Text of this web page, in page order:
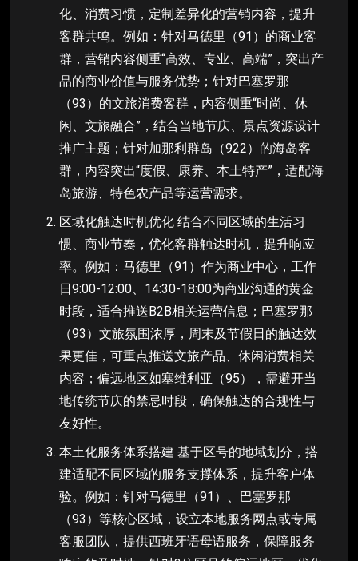
化、消费习惯，定制差异化的营销内容，提升
客群共鸣。例如：针对马德里（91）的商业客
群，营销内容侧重“高效、专业、高端”，突出产
品的商业价值与服务优势；针对巴塞罗那
（93）的文旅消费客群，内容侧重“时尚、休
闲、文旅融合”，结合当地节庆、景点资源设计
推广主题；针对加那利群岛（922）的海岛客
群，内容突出“度假、康养、本土特产”，适配海
岛旅游、特色农产品等运营需求。
区域化触达时机优化 结合不同区域的生活习
惯、商业节奏，优化客群触达时机，提升响应
率。例如：马德里（91）作为商业中心，工作
日9:00-12:00、14:30-18:00为商业沟通的黄金
时段，适合推送B2B相关运营信息；巴塞罗那
（93）文旅氛围浓厚，周末及节假日的触达效
果更佳，可重点推送文旅产品、休闲消费相关
内容；偏远地区如塞维利亚（95），需避开当
地传统节庆的禁忌时段，确保触达的合规性与
友好性。
本土化服务体系搭建 基于区号的地域划分，搭
建适配不同区域的服务支撑体系，提升客户体
验。例如：针对马德里（91）、巴塞罗那
（93）等核心区域，设立本地服务网点或专属
客服团队，提供西班牙语母语服务，保障服务